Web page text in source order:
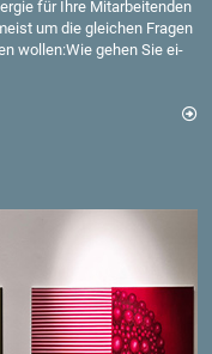
für Ihre Mit­ar­bei­ten­den
um die glei­chen Fra­gen
wol­len:Wie gehen Sie ei­